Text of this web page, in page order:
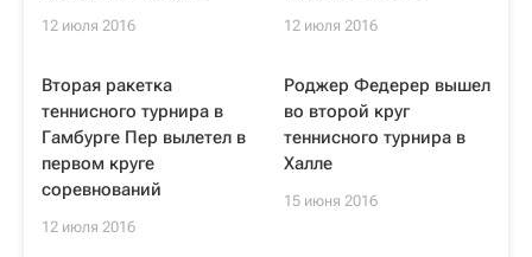
12 июля 2016 12 июля 2016
Вторая ракетка
теннисного турнира в
Гамбурге Пер вылетел в
первом круге
соревнований
12 июля 2016
Роджер Федерер вышел
во второй круг
теннисного турнира в
Халле
15 июня 2016